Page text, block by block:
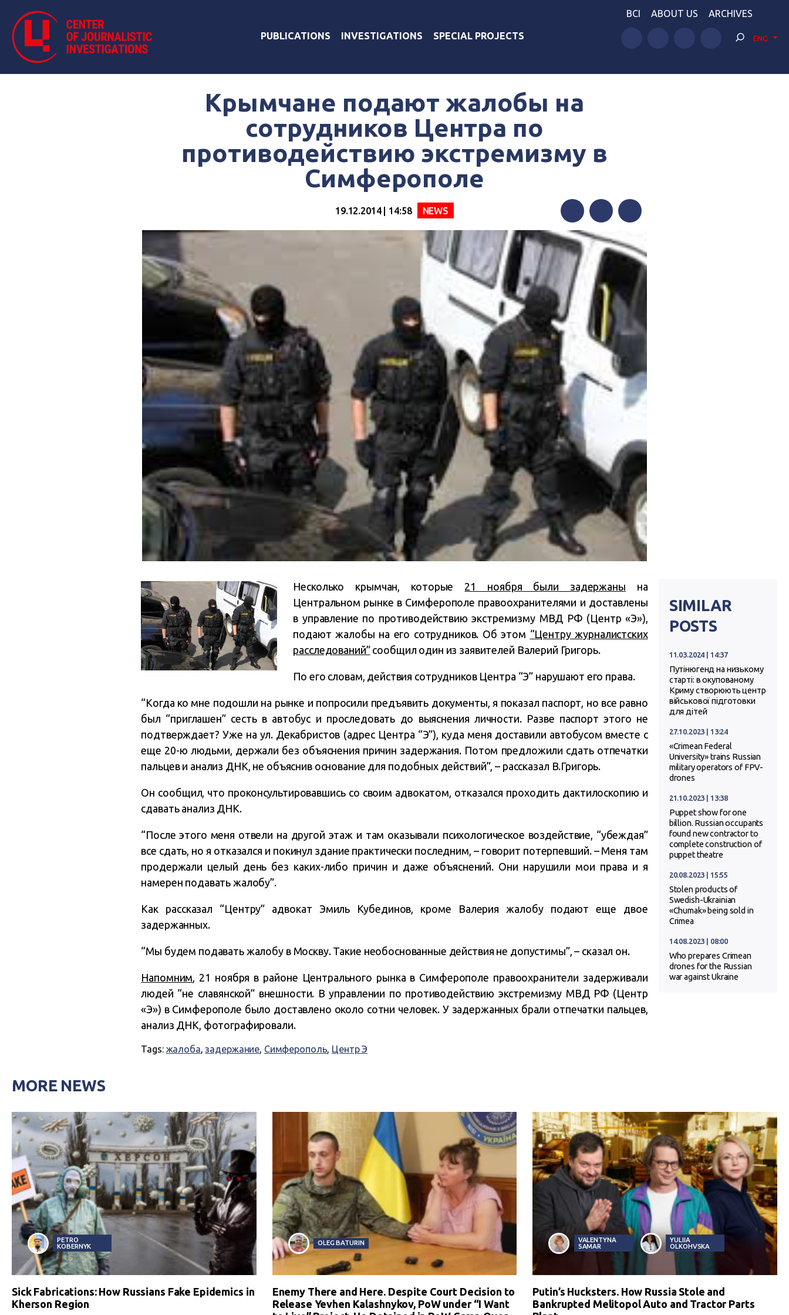
PUBLICATIONS INVESTIGATIONS SPECIAL PROJECTS
BCI ABOUT US ARCHIVES
ENG
Крымчане подают жалобы на
сотрудников Центра по
противодействию экстремизму в
Симферополе
19.12.2014 | 14:58 NEWS
FacebookTwitter
Несколько крымчан, которые 21 ноября были задержаны на
Центральном рынке в Симферополе правоохранителями и доставлены
в управление по противодействию экстремизму МВД РФ (Центр «Э»),
подают жалобы на его сотрудников. Об этом “Центру журналистских
расследований”сообщил один из заявителей Валерий Григорь.
По его словам, действия сотрудников Центра “Э” нарушают его права.
“Когда ко мне подошли на рынке и попросили предъявить документы, я показал паспорт, но все равно
был “приглашен” сесть в автобус и проследовать до выяснения личности. Разве паспорт этого не
подтверждает? Уже на ул. Декабристов (адрес Центра “Э”), куда меня доставили автобусом вместе с
еще 20-ю людьми, держали без объяснения причин задержания. Потом предложили сдать отпечатки
пальцев и анализ ДНК, не объяснив основание для подобных действий”, – рассказал В.Григорь.
Он сообщил, что проконсультировавшись со своим адвокатом, отказался проходить дактилоскопию и
сдавать анализ ДНК.
“После этого меня отвели на другой этаж и там оказывали психологическое воздействие, “убеждая”
все сдать, но я отказался и покинул здание практически последним, – говорит потерпевший. – Меня там
продержали целый день без каких-либо причин и даже объяснений. Они нарушили мои права и я
намерен подавать жалобу”.
Как рассказал “Центру” адвокат Эмиль Кубединов, кроме Валерия жалобу подают еще двое
задержанных.
“Мы будем подавать жалобу в Москву. Такие необоснованные действия не допустимы”, – сказал он.
Напомним , 21 ноября в районе Центрального рынка в Симферополе правоохранители задерживали
людей “не славянской” внешности. В управлении по противодействию экстремизму МВД РФ (Центр
«Э») в Симферополе было доставлено около сотни человек. У задержанных брали отпечатки пальцев,
анализ ДНК, фотографировали.
Tags: жалоба,задержание, Симферополь, Центр Э
SIMILAR
POSTS
11.03.2024 | 14:37
Путінюгенд на низькому
старті: в окупованому
Криму створюють центр
військової підготовки
для дітей
27.10.2023 | 13:24
«Crimean Federal
University» trains Russian
military operators of FPV-
drones
21.10.2023 | 13:38
Puppet show for one
billion. Russian occupants
found new contractor to
complete construction of
puppet theatre
20.08.2023 | 15:55
Stolen products of
Swedish-Ukrainian
«Chumak» being sold in
Crimea
14.08.2023 | 08:00
Who prepares Crimean
drones for the Russian
war against Ukraine
MORE NEWS
PETRO
KOBERNYK
Sick Fabrications: How Russians Fake Epidemics in
Kherson Region
OLEG BATURIN
Enemy There and Here. Despite Court Decision to
Release Yevhen Kalashnykov, PoW under “I Want
VALENTYNA
SAMAR
YULIIA
OLKOHVSKA
Putin’s Hucksters. How Russia Stole and
Bankrupted Melitopol Auto and Tractor Parts